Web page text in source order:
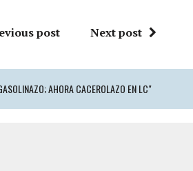
post Next post
AHORA CACEROLAZO EN LC"